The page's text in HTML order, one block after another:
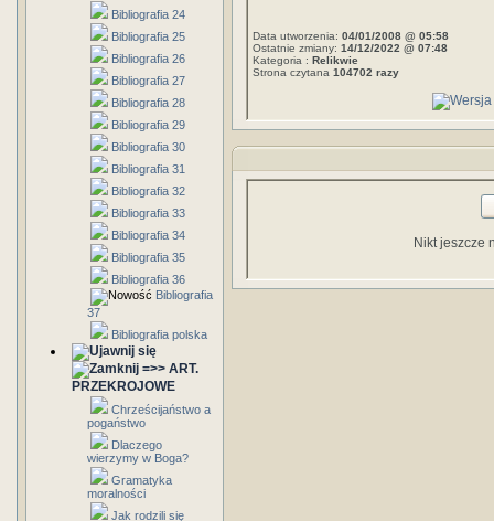
Bibliografia 24
Bibliografia 25
Bibliografia 26
Bibliografia 27
Bibliografia 28
Bibliografia 29
Bibliografia 30
Bibliografia 31
Bibliografia 32
Bibliografia 33
Bibliografia 34
Bibliografia 35
Bibliografia 36
Bibliografia
37
Bibliografia polska
=>> ART.
PRZEKROJOWE
Chrześcijaństwo a
pogaństwo
Dlaczego
wierzymy w Boga?
Gramatyka
moralności
Jak rodzili się
Data utworzenia: 04/01/2008 @ 05:58
Ostatnie zmiany: 14/12/2022 @ 07:48
Kategoria : Relikwie
Strona czytana 104702 razy
Nikt jeszcze